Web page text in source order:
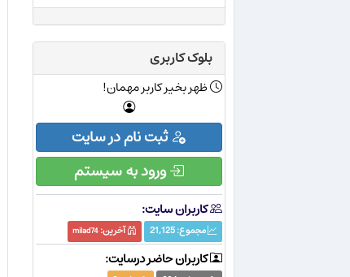
بلوک کاربری
ظهر بخیر کاربر مهمان!
ثبت نام در سایت
ورود به سیستم
کاربران سایت:
مجموع:21,125 آخرین:milad74
کاربران حاضر درسایت: